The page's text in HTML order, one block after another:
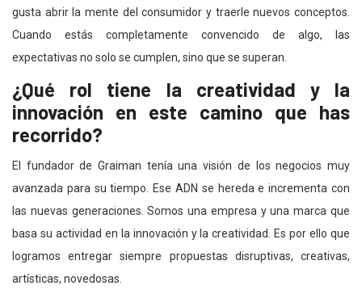
gusta abrir la mente del consumidor y traerle nuevos conceptos.
Cuando estás completamente convencido de algo, las
expectativas no solo se cumplen, sino que se superan.
¿Qué rol tiene la creatividad y la
innovación en este camino que has
recorrido?
El fundador de Graiman tenía una visión de los negocios muy
avanzada para su tiempo. Ese ADN se hereda e incrementa con
las nuevas generaciones. Somos una empresa y una marca que
basa su actividad en la innovación y la creatividad. Es por ello que
logramos entregar siempre propuestas disruptivas, creativas,
artísticas, novedosas.